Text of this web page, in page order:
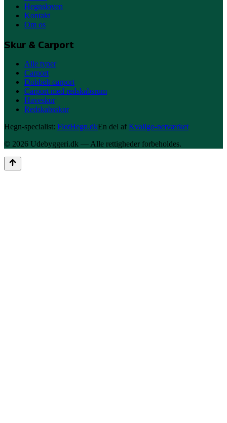
Hegnsloven
Kontakt
Om os
Skur & Carport
Alle typer
Carport
Dobbelt carport
Carport med redskabsrum
Haveskur
Redskabsskur
Hegn-specialist: FlotHegn.dkEn del af Kvaligo-netværket
© 2026 Udebyggeri.dk — Alle rettigheder forbeholdes.